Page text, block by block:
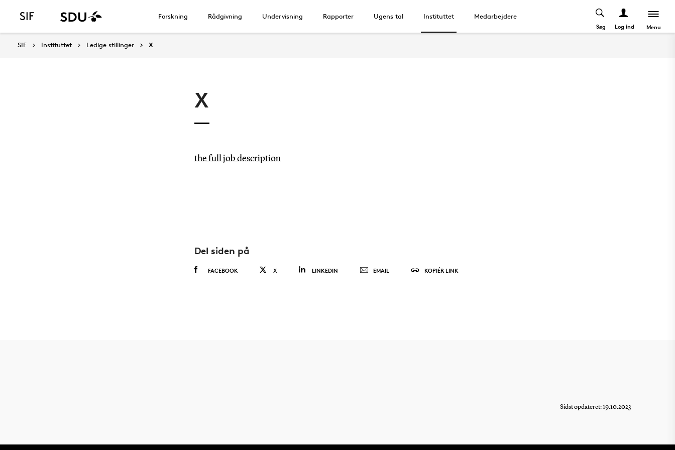
Forskning Rådgivning Undervisning Rapporter Ugens tal Instituttet Medarbejdere
Søg Log ind Menu
SIF Instituttet Ledige stillinger X
X
the full job description
Del siden på
FACEBOOK X LINKEDIN EMAIL KOPIÉR LINK
Sidst opdateret: 19.10.2023